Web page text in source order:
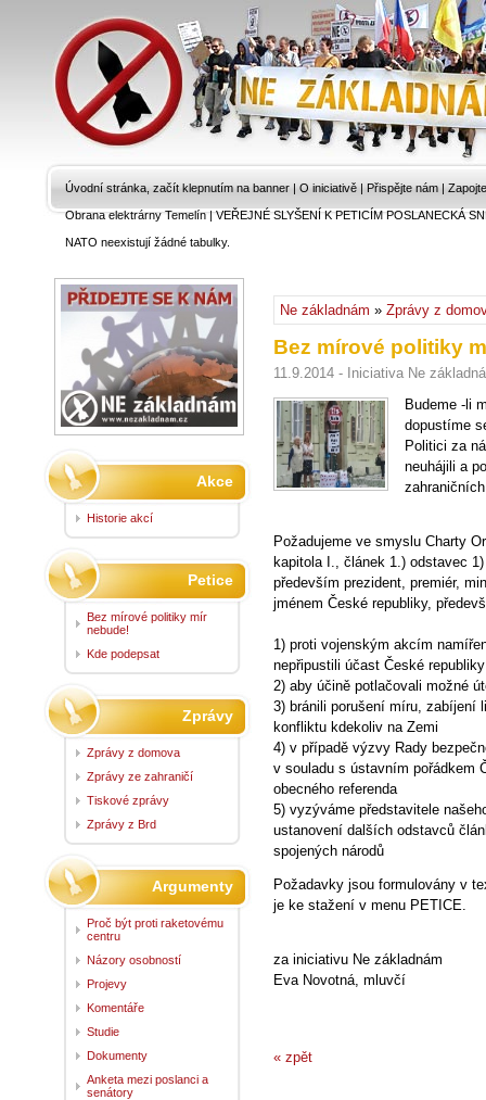
Úvodní stránka, začít klepnutím na banner | O iniciativě | Přispějte nám |
Obrana elektrárny Temelín|VEŘEJNÉ SLYŠENÍ K PETICÍM POSLANECKÁ
NATO neexistují žádné tabulky.
Ne základnám » Zprávy z
Bez mírové politiky
11.9.2014 - Iniciativa Ne
Budeme -li
dopustíme
Politici za
neuhájili a
Požadujeme ve smyslu Charty
kapitola I., článek 1.) odstavec
především prezident, premiér,
jménem České republiky,
1) proti vojenským akcím
nepřipustili účast České
2) aby účině potlačovali možné
3) bránili porušení míru, zabíjení
konfliktu kdekoliv na Zemi
4) v případě výzvy Rady
v souladu s ústavním pořádkem
obecného referenda
5) vyzýváme představitele
ustanovení dalších odstavců
spojených národů
Požadavky jsou formulovány v
je ke stažení v menu PETICE.
za iniciativu Ne základnám
Eva Novotná, mluvčí
« zpět
Akce
Historie akcí
Petice
Bez mírové politiky mír
nebude!
Kde podepsat
Zprávy
Zprávy z domova
Zprávy ze zahraničí
Tiskové zprávy
Zprávy z Brd
Argumenty
Proč být proti raketovému
centru
Názory osobností
Projevy
Komentáře
Studie
Dokumenty
Anketa mezi poslanci a
senátory